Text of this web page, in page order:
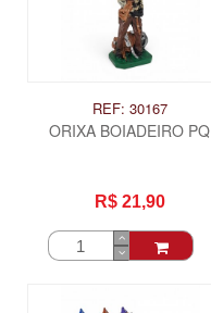
REF: 30167
ORIXA BOIADEIRO PQ
R$ 21,90